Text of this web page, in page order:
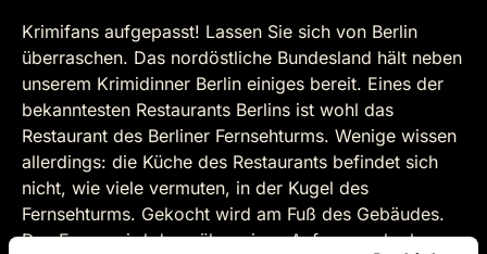
Krimifans aufgepasst! Lassen Sie sich von Berlin
überraschen. Das nordöstliche Bundesland hält neben
unserem Krimidinner Berlin einiges bereit. Eines der
bekanntesten Restaurants Berlins ist wohl das
Restaurant des Berliner Fernsehturms. Wenige wissen
allerdings: die Küche des Restaurants befindet sich
nicht, wie viele vermuten, in der Kugel des
Fernsehturms. Gekocht wird am Fuß des Gebäudes.
Das Essen wird dann über einen Aufzug nach oben zu